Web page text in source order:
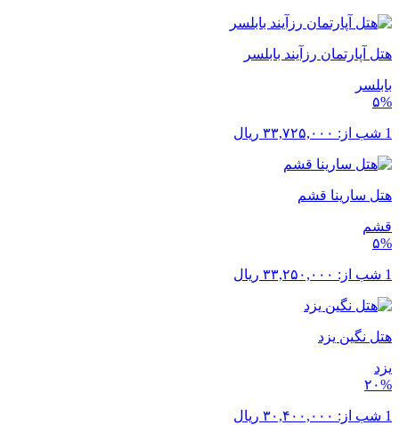
هتل آپارتمان رزآیند بابلسر
بابلسر
۵%
1 شب از: ۳۳,۷۲۵,۰۰۰ ریال
هتل سارینا قشم
قشم
۵%
1 شب از: ۳۳,۲۵۰,۰۰۰ ریال
هتل نگین یزد
یزد
۲۰%
1 شب از: ۳۰,۴۰۰,۰۰۰ ریال